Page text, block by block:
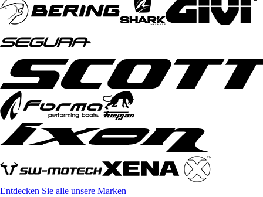
Entdecken Sie alle unsere Marken